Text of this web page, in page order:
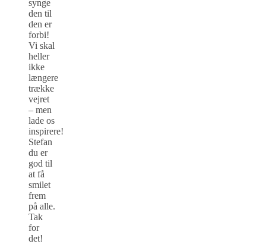
synge
den til
den er
forbi!
Vi skal
heller
ikke
længere
trække
vejret
– men
lade os
inspirere!
Stefan
du er
god til
at få
smilet
frem
på alle.
Tak
for
det!